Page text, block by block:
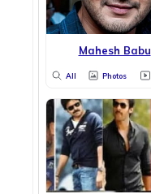
Mahesh Babu
All Photos